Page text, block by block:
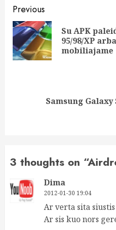
Post
navigation
Previous
Su APK
95/98/XP
mobiliajame
Samsung Galaxy
3 thoughts on “
Dima
2012-01-30 19:04
Ar verta sita
Ar sis kuo nors